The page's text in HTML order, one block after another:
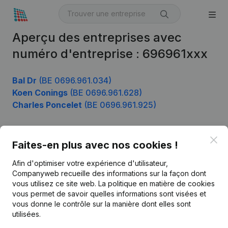
Aperçu des entreprises avec
numéro d'entreprise : 696961xxx
Bal Dr (BE 0696.961.034)
Koen Conings (BE 0696.961.628)
Charles Poncelet (BE 0696.961.925)
Faites-en plus avec nos cookies !
Afin d'optimiser votre expérience d'utilisateur,
Companyweb recueille des informations sur la façon dont
vous utilisez ce site web. La politique en matière de cookies
vous permet de savoir quelles informations sont visées et
vous donne le contrôle sur la manière dont elles sont
utilisées.
Français
Kantorenpark Everest
Produit
Informations d’entreprise
Monitoring
Recherche internationale